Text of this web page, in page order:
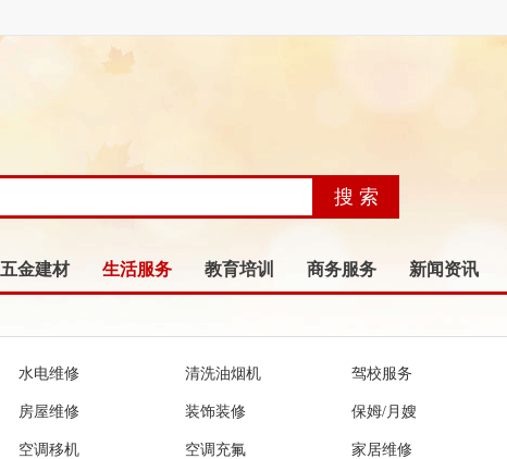
五金建材 生活服务 教育培训 商务服务 新闻资讯
水电维修 清洗油烟机 驾校服务
房屋维修 装饰装修 保姆/月嫂
空调移机 空调充氟 家居维修